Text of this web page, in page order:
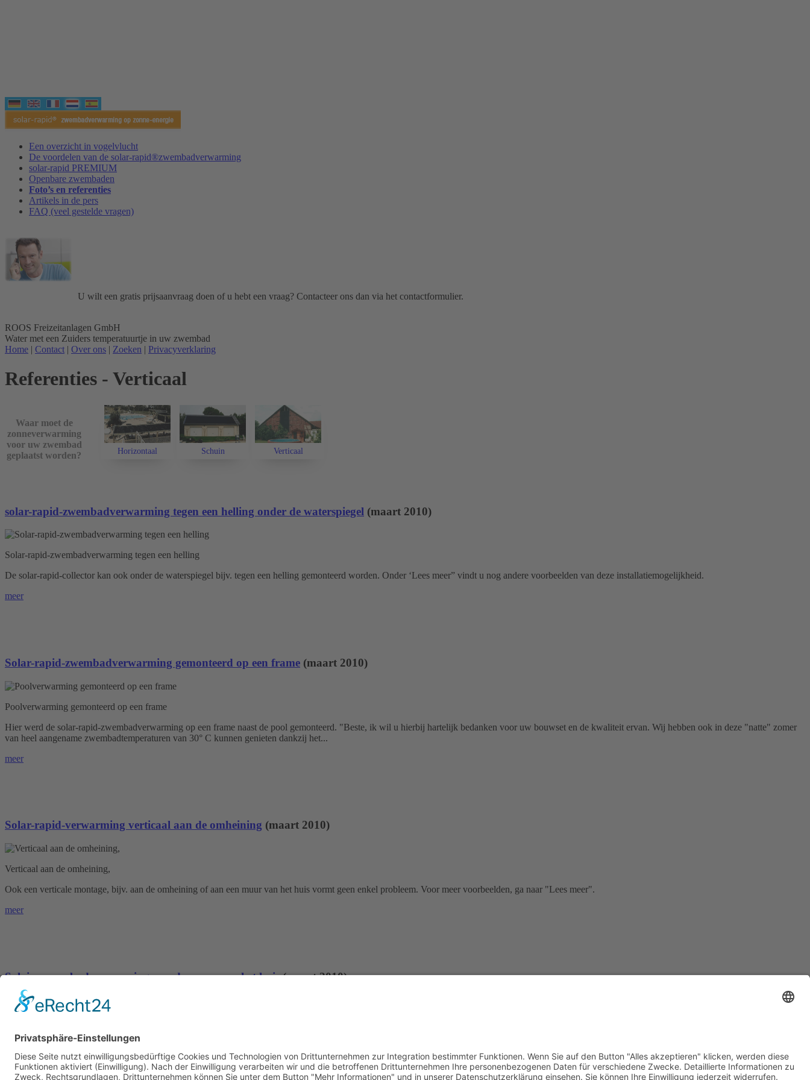
Een overzicht in vogelvlucht
De voordelen van de solar-rapid®zwembadverwarming
solar-rapid PREMIUM
Openbare zwembaden
Foto’s en referenties
Artikels in de pers
FAQ (veel gestelde vragen)
U wilt een gratis prijsaanvraag doen of u hebt een vraag? Contacteer ons dan via het contactformulier.
ROOS Freizeitanlagen GmbH
Water met een Zuiders temperatuurtje in uw zwembad
Home | Contact | Over ons | Zoeken | Privacyverklaring
Referenties - Verticaal
Waar moet de
zonneverwarming
voor uw zwembad
geplaatst worden?
Horizontaal Schuin Verticaal
solar-rapid-zwembadverwarming tegen een helling onder de waterspiegel (maart 2010)
Solar-rapid-zwembadverwarming tegen een helling
De solar-rapid-collector kan ook onder de waterspiegel bijv. tegen een helling gemonteerd worden. Onder ‘Lees meer” vindt u nog andere voorbeelden van deze installatiemogelijkheid.
meer
Solar-rapid-zwembadverwarming gemonteerd op een frame (maart 2010)
Poolverwarming gemonteerd op een frame
Hier werd de solar-rapid-zwembadverwarming op een frame naast de pool gemonteerd. "Beste, ik wil u hierbij hartelijk bedanken voor uw bouwset en de kwaliteit ervan. Wij hebben ook in deze "natte" zomer
van heel aangename zwembadtemperaturen van 30° C kunnen genieten dankzij het...
meer
Solar-rapid-verwarming verticaal aan de omheining (maart 2010)
Verticaal aan de omheining,
Ook een verticale montage, bijv. aan de omheining of aan een muur van het huis vormt geen enkel probleem. Voor meer voorbeelden, ga naar "Lees meer".
meer
Solaire zwembadverwarming aan de muur van het huis (maart 2010)
De solar-rapid-collector hangt verticaal aan de muur. Voor meer voorbeelden, ga naar "Lees meer".
meer